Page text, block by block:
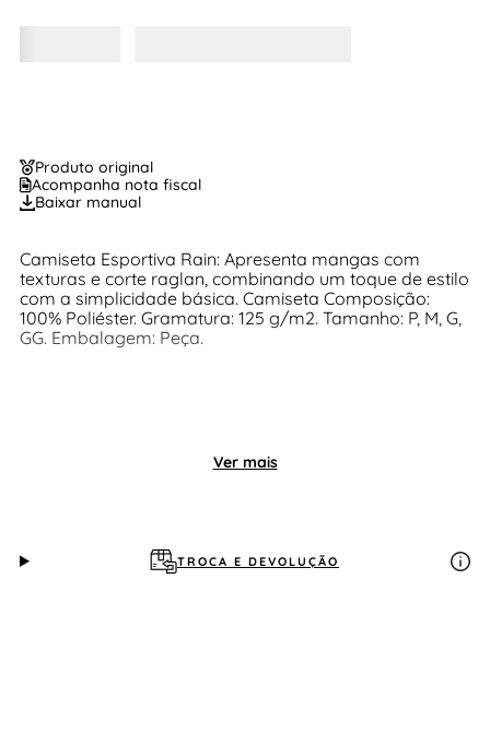
Produto original
Acompanha nota fiscal
Baixar manual
Camiseta Esportiva Rain: Apresenta mangas com
texturas e corte raglan, combinando um toque de estilo
com a simplicidade básica. Camiseta Composição:
100% Poliéster. Gramatura: 125 g/m2. Tamanho: P, M, G,
GG. Embalagem: Peça.
Ver mais
TROCA E DEVOLUÇÃO